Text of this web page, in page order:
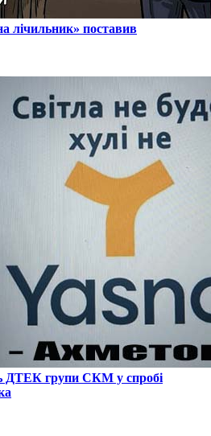
лічильник» поставив
ДТЕК групи СКМ у спробі